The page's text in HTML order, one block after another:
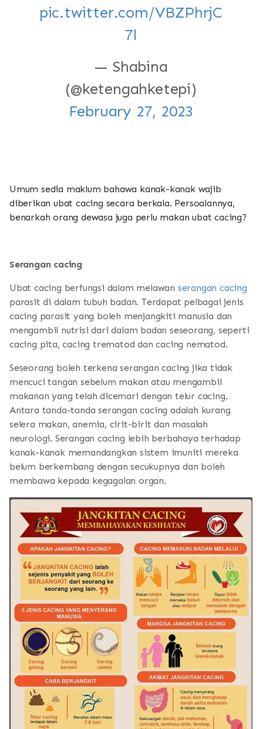
pic.twitter.com/VBZPhrjC
7l
— Shabina
(@ketengahketepi)
February 27, 2023
Umum sedia maklum bahawa kanak-kanak wajib
diberikan ubat cacing secara berkala. Persoalannya,
benarkah orang dewasa juga perlu makan ubat cacing?
Serangan cacing
Ubat cacing berfungsi dalam melawan serangan cacing
parasit di dalam tubuh badan. Terdapat pelbagai jenis
cacing parasit yang boleh menjangkiti manusia dan
mengambil nutrisi dari dalam badan seseorang, seperti
cacing pita, cacing trematod dan cacing nematod.
Seseorang boleh terkena serangan cacing jika tidak
mencuci tangan sebelum makan atau mengambil
makanan yang telah dicemari dengan telur cacing.
Antara tanda-tanda serangan cacing adalah kurang
selera makan, anemia, cirit-birit dan masalah
neurologi. Serangan cacing lebih berbahaya terhadap
kanak-kanak memandangkan sistem imuniti mereka
belum berkembang dengan secukupnya dan boleh
membawa kepada kegagalan organ.